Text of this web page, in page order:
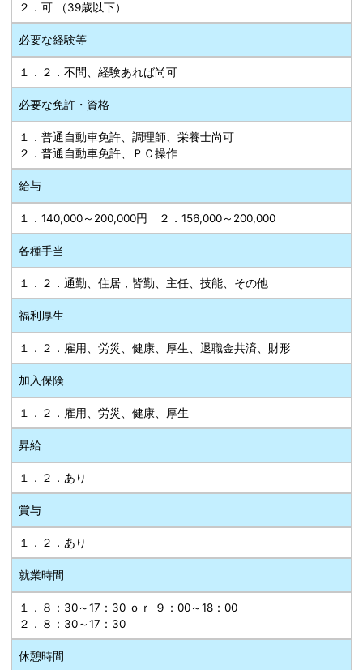
２．可 （39歳以下）
必要な経験等
１．２．不問、経験あれば尚可
必要な免許・資格
１．普通自動車免許、調理師、栄養士尚可
２．普通自動車免許、ＰＣ操作
給与
１．140,000～200,000円 ２．156,000～200,000
各種手当
１．２．通勤、住居，皆勤、主任、技能、その他
福利厚生
１．２．雇用、労災、健康、厚生、退職金共済、財形
加入保険
１．２．雇用、労災、健康、厚生
昇給
１．２．あり
賞与
１．２．あり
就業時間
１．８：30～17：30 ｏｒ ９：00～18：00
２．８：30～17：30
休憩時間